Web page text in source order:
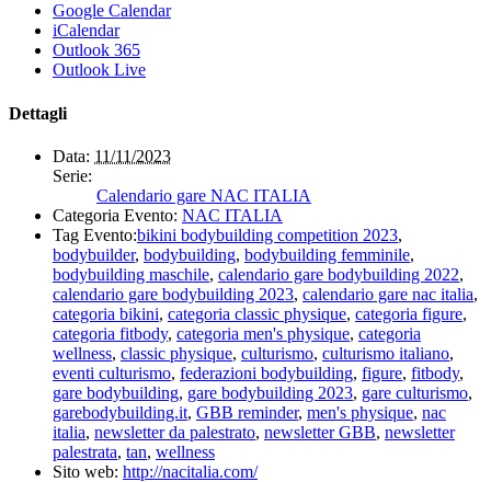
Google Calendar
iCalendar
Outlook 365
Outlook Live
Dettagli
Data: 11/11/2023
Serie:
Calendario gare NAC ITALIA
Categoria Evento: NAC ITALIA
Tag Evento:bikini bodybuilding competition 2023,
bodybuilder, bodybuilding, bodybuilding femminile,
bodybuilding maschile, calendario gare bodybuilding 2022,
calendario gare bodybuilding 2023, calendario gare nac italia,
categoria bikini, categoria classic physique, categoria figure,
categoria fitbody, categoria men's physique, categoria
wellness, classic physique, culturismo, culturismo italiano,
eventi culturismo, federazioni bodybuilding, figure, fitbody,
gare bodybuilding, gare bodybuilding 2023, gare culturismo,
garebodybuilding.it, GBB reminder, men's physique, nac
italia, newsletter da palestrato, newsletter GBB, newsletter
palestrata, tan, wellness
Sito web: http://nacitalia.com/